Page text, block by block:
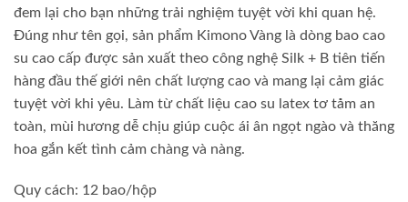
đem lại cho bạn những trải nghiệm tuyệt vời khi quan hệ.
Đúng như tên gọi, sản phẩm Kimono Vàng là dòng bao cao
su cao cấp được sản xuất theo công nghệ Silk + B tiên tiến
hàng đầu thế giới nên chất lượng cao và mang lại cảm giác
tuyệt vời khi yêu. Làm từ chất liệu cao su latex tơ tåm an
toàn, mùi hương dễ chịu giúp cuộc ái ân ngọt ngào và thăng
hoa gắn kết tình cảm chàng và nàng.
Quy cách: 12 bao/hộp